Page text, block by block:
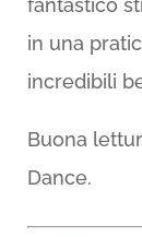
fantastico
in una
incredibili
Buona
Dance.